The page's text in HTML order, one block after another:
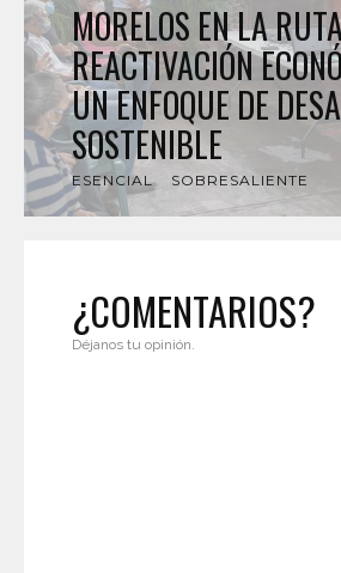
MORELOS EN LA
REACTIVACIÓN
UN ENFOQUE DE
SOSTENIBLE
ESENCIAL SOBRESALIENTE
¿COMENTARIOS?
Déjanos tu opinión.